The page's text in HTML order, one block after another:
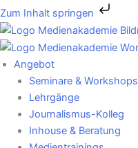
Zum Inhalt springen
Zum
Inhalt
springen
Angebot
Seminare & Workshops
Lehrgänge
Journalismus-Kolleg
Inhouse & Beratung